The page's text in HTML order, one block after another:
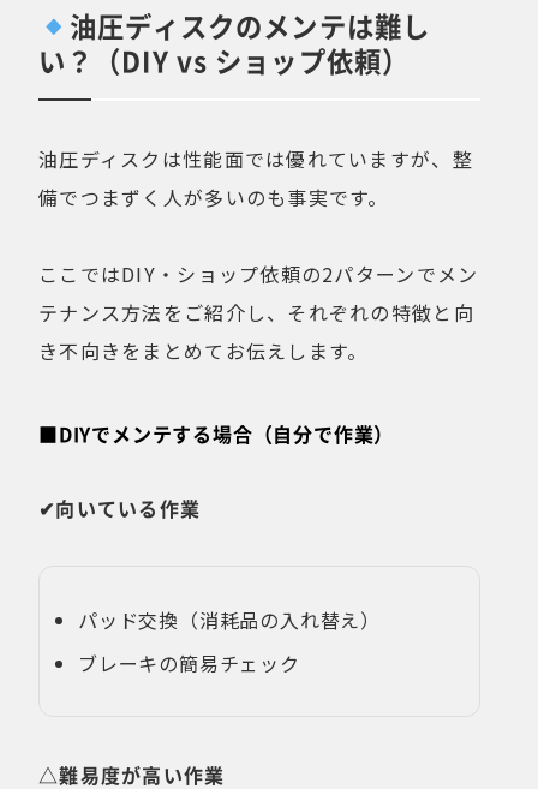
油圧ディスクのメンテは難し
い？（DIY vs ショップ依頼）
油圧ディスクは性能面では優れていますが、整
備でつまずく人が多いのも事実です。
ここではDIY・ショップ依頼の2パターンでメン
テナンス方法をご紹介し、それぞれの特徴と向
き不向きをまとめてお伝えします。
■DIYでメンテする場合（自分で作業）
✔向いている作業
パッド交換（消耗品の入れ替え）
ブレーキの簡易チェック
△難易度が高い作業